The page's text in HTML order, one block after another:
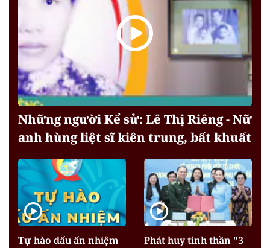
Những người Kể sử: Lê Thị Riêng - Nữ
anh hùng liệt sĩ kiên trung, bất khuất
Tự hào dấu ấn nhiệm
Phát huy tinh thần "3